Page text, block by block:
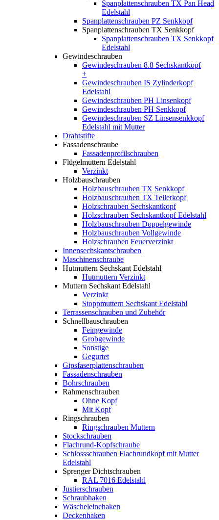
Spanplattenschrauben TX Pan Head
Edelstahl
Spanplattenschrauben PZ Senkkopf
Spanplattenschrauben TX Senkkopf
Spanplattenschrauben TX Senkkopf
Edelstahl
Gewindeschrauben
Gewindeschrauben 8.8 Sechskantkopf
+
Gewindeschrauben IS Zylinderkopf
Edelstahl
Gewindeschrauben PH Linsenkopf
Gewindeschrauben PH Senkkopf
Gewindeschrauben SZ Linsensenkkopf
Edelstahl mit Mutter
Drahtstifte
Fassadenschraube
Fassadenprofilschrauben
Flügelmuttern Edelstahl
Verzinkt
Holzbauschrauben
Holzbauschrauben TX Senkkopf
Holzbauschrauben TX Tellerkopf
Holzschrauben Sechskantkopf
Holzschrauben Sechskantkopf Edelstahl
Holzbauschrauben Doppelgewinde
Holzbauschrauben Vollgewinde
Holzschrauben Feuerverzinkt
Innensechskantschrauben
Maschinenschraube
Hutmuttern Sechskant Edelstahl
Hutmuttern Verzinkt
Muttern Sechskant Edelstahl
Verzinkt
Stoppmuttern Sechskant Edelstahl
Terrassenschrauben und Zubehör
Schnellbauschrauben
Feingewinde
Grobgewinde
Sonstige
Gegurtet
Gipsfaserplattenschrauben
Fassadenschrauben
Bohrschrauben
Rahmenschrauben
Ohne Kopf
Mit Kopf
Ringschrauben
Ringschrauben Muttern
Stockschrauben
Flachrund-Kopfschraube
Schlossschrauben Flachrundkopf mit Mutter
Edelstahl
Sprenger Dichtschrauben
RAL 7016 Edelstahl
Justierschrauben
Schraubhaken
Wäscheleinehaken
Deckenhaken